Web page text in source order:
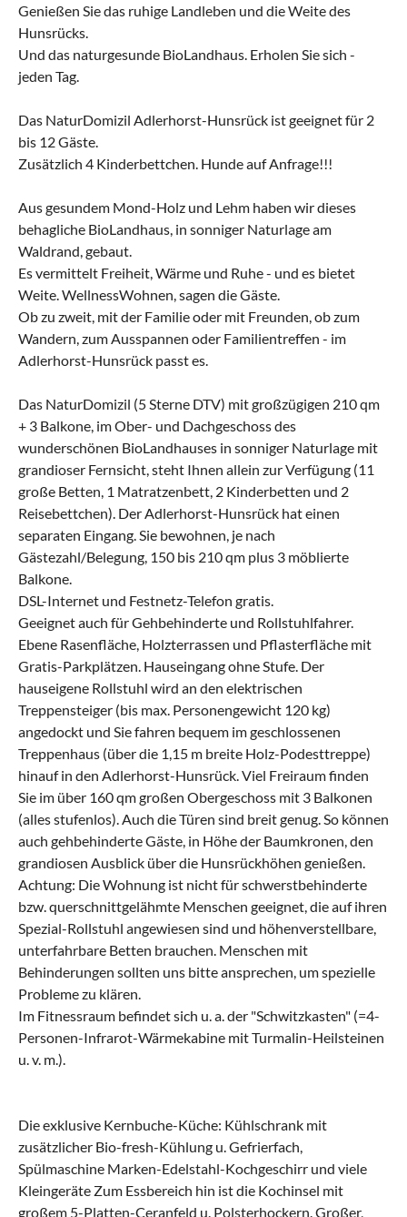
Genießen Sie das ruhige Landleben und die Weite des
Hunsrücks.
Und das naturgesunde BioLandhaus. Erholen Sie sich -
jeden Tag.
Das NaturDomizil Adlerhorst-Hunsrück ist geeignet für 2
bis 12 Gäste.
Zusätzlich 4 Kinderbettchen. Hunde auf Anfrage!!!
Aus gesundem Mond-Holz und Lehm haben wir dieses
behagliche BioLandhaus, in sonniger Naturlage am
Waldrand, gebaut.
Es vermittelt Freiheit, Wärme und Ruhe - und es bietet
Weite. WellnessWohnen, sagen die Gäste.
Ob zu zweit, mit der Familie oder mit Freunden, ob zum
Wandern, zum Ausspannen oder Familientreffen - im
Adlerhorst-Hunsrück passt es.
Das NaturDomizil (5 Sterne DTV) mit großzügigen 210 qm
+ 3 Balkone, im Ober- und Dachgeschoss des
wunderschönen BioLandhauses in sonniger Naturlage mit
grandioser Fernsicht, steht Ihnen allein zur Verfügung (11
große Betten, 1 Matratzenbett, 2 Kinderbetten und 2
Reisebettchen). Der Adlerhorst-Hunsrück hat einen
separaten Eingang. Sie bewohnen, je nach
Gästezahl/Belegung, 150 bis 210 qm plus 3 möblierte
Balkone.
DSL-Internet und Festnetz-Telefon gratis.
Geeignet auch für Gehbehinderte und Rollstuhlfahrer.
Ebene Rasenfläche, Holzterrassen und Pflasterfläche mit
Gratis-Parkplätzen. Hauseingang ohne Stufe. Der
hauseigene Rollstuhl wird an den elektrischen
Treppensteiger (bis max. Personengewicht 120 kg)
angedockt und Sie fahren bequem im geschlossenen
Treppenhaus (über die 1,15 m breite Holz-Podesttreppe)
hinauf in den Adlerhorst-Hunsrück. Viel Freiraum finden
Sie im über 160 qm großen Obergeschoss mit 3 Balkonen
(alles stufenlos). Auch die Türen sind breit genug. So können
auch gehbehinderte Gäste, in Höhe der Baumkronen, den
grandiosen Ausblick über die Hunsrückhöhen genießen.
Achtung: Die Wohnung ist nicht für schwerstbehinderte
bzw. querschnittgelähmte Menschen geeignet, die auf ihren
Spezial-Rollstuhl angewiesen sind und höhenverstellbare,
unterfahrbare Betten brauchen. Menschen mit
Behinderungen sollten uns bitte ansprechen, um spezielle
Probleme zu klären.
Im Fitnessraum befindet sich u. a. der "Schwitzkasten" (=4-
Personen-Infrarot-Wärmekabine mit Turmalin-Heilsteinen
u. v. m.).
Die exklusive Kernbuche-Küche: Kühlschrank mit
zusätzlicher Bio-fresh-Kühlung u. Gefrierfach,
Spülmaschine Marken-Edelstahl-Kochgeschirr und viele
Kleingeräte Zum Essbereich hin ist die Kochinsel mit
großem 5-Platten-Ceranfeld u. Polsterhockern. Großer,